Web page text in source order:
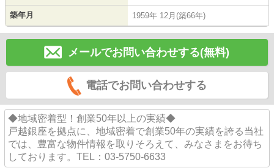
築年月 1959年 12月(築66年)
メールでお問い合わせする(無料)
電話でお問い合わせする
◆地域密着型！創業50年以上の実績◆
戸越銀座を拠点に、地域密着で創業50年の実績を誇る当社
では、豊富な物件情報を取りそろえて、みなさまをお待ち
しております。TEL：03-5750-6633